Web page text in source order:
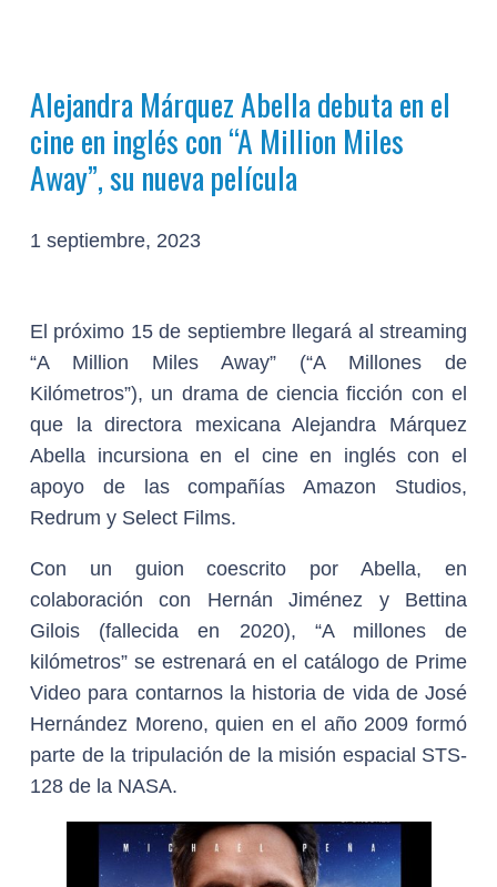
Alejandra Márquez Abella debuta en el
cine en inglés con “A Million Miles
Away”, su nueva película
1 septiembre, 2023
El próximo 15 de septiembre llegará al streaming
“A Million Miles Away” (“A Millones de
Kilómetros”), un drama de ciencia ficción con el
que la directora mexicana Alejandra Márquez
Abella incursiona en el cine en inglés con el
apoyo de las compañías Amazon Studios,
Redrum y Select Films.
Con un guion coescrito por Abella, en
colaboración con Hernán Jiménez y Bettina
Gilois (fallecida en 2020), “A millones de
kilómetros” se estrenará en el catálogo de Prime
Video para contarnos la historia de vida de José
Hernández Moreno, quien en el año 2009 formó
parte de la tripulación de la misión espacial STS-
128 de la NASA.